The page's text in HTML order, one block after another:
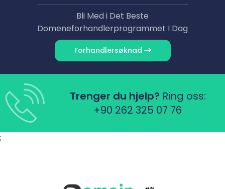
Bli Med i Det Beste
Domene­forhandlerprogrammet I Dag
Forhandler­søknad
Trenger du hjelp? Ring oss:
+90 262 325 07 76
;